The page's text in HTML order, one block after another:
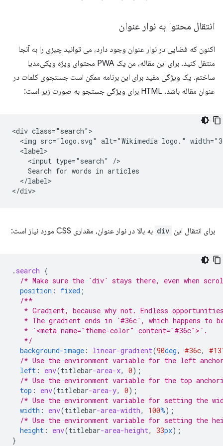
انتقال محتوا به نوار عنوان
اکنون که فضایی در نوار عنوان وجود دارد، می توانید چیزی را به آنجا
منتقل کنید. برای این مقاله، من یک PWA محتوای ویژه ویکی‌مدیا
ساختم. یک ویژگی مفید برای این برنامه ممکن است جستجوی کلمات در
عنوان مقاله باشد. HTML برای ویژگی جستجو به صورت زیر است:
<div class="search">
<img src="logo.svg" alt="Wikimedia logo."
  <label>
    <input type="search" />
    Search for words in articles
  </label>
برای انتقال این div به بالا در نوار عنوان، مقداری CSS مورد نیاز است:
. search {
/* Make sure the `div` stays there, even when
position : fixed ;
/**
* Gradient, because why not. Endless
* The gradient ends in `#36c`, which happens to
   * `<meta name="theme-color" content="#36c">`.
   */
background-image : linear-gradient(90deg, #36c,
/* Use the environment variable for the left
left : env(titlebar-area-x, 0);
/* Use the environment variable for the top
top : env(titlebar-area-y, 0);
/* Use the environment variable for setting the
width : env(titlebar-area-width, 100%);
/* Use the environment variable for setting the
height : env(titlebar-area-height, 33px);
}